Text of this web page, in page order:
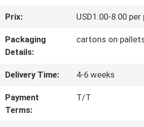
VISITE
D'USINE
CONTRÔLE
DE
QUALITÉ
Prix: USD1.00-8.00
Packaging
Details:
cartons on
Delivery Time: 4-6 weeks
Payment
Terms:
T/T